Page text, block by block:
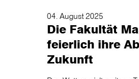
04. August 2025
Die Fakultät
feierlich ihre
Zukunft